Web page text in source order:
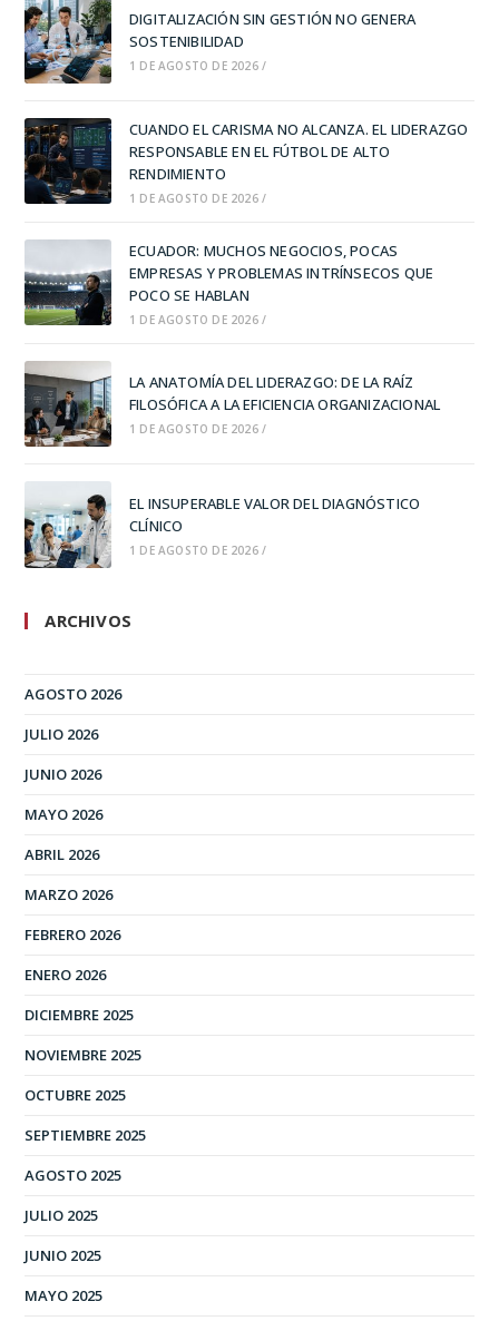
DIGITALIZACIÓN SIN GESTIÓN NO GENERA
SOSTENIBILIDAD
1 DE AGOSTO DE 2026 /
CUANDO EL CARISMA NO ALCANZA. EL LIDERAZGO
RESPONSABLE EN EL FÚTBOL DE ALTO
RENDIMIENTO
1 DE AGOSTO DE 2026 /
ECUADOR: MUCHOS NEGOCIOS, POCAS
EMPRESAS Y PROBLEMAS INTRÍNSECOS QUE
POCO SE HABLAN
1 DE AGOSTO DE 2026 /
LA ANATOMÍA DEL LIDERAZGO: DE LA RAÍZ
FILOSÓFICA A LA EFICIENCIA ORGANIZACIONAL
1 DE AGOSTO DE 2026 /
EL INSUPERABLE VALOR DEL DIAGNÓSTICO
CLÍNICO
1 DE AGOSTO DE 2026 /
ARCHIVOS
AGOSTO 2026
JULIO 2026
JUNIO 2026
MAYO 2026
ABRIL 2026
MARZO 2026
FEBRERO 2026
ENERO 2026
DICIEMBRE 2025
NOVIEMBRE 2025
OCTUBRE 2025
SEPTIEMBRE 2025
AGOSTO 2025
JULIO 2025
JUNIO 2025
MAYO 2025